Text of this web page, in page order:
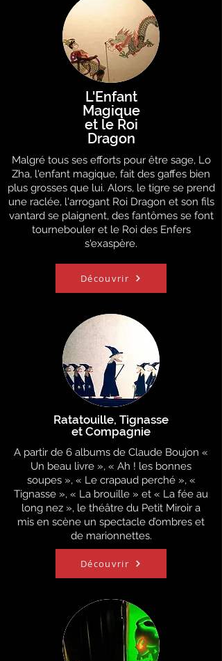
L'Enfant
Magique
et le Roi
Dragon
Malgré tous ses efforts pour être sage, Lo
Zha, l'enfant magique, fait des gaffes bien
plus grosses que lui. Alors, le tigre se prend
une raclée, l'arrogant Roi Dragon et son fils
vantard se plaignent, des fantômes se font
tournebouler et le Roi des Enfers
s'exaspère.
Découvrir
Ratatouille, Tignasse
et Compagnie
A partir de 6 albums de Claude Boujon «
Un beau livre », « Ah ! les bonnes
soupes », « Le crapaud perché », «
Tignasse », « La brouille » et « La fée au
long nez », le théâtre du Petit Miroir a
mis en scène un spectacle d’ombres et
de marionnettes.
Découvrir